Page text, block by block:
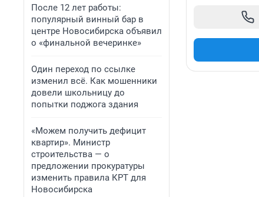
После 12 лет работы:
популярный винный бар в
центре Новосибирска объявил
о «финальной вечеринке»
Один переход по ссылке
изменил всё. Как мошенники
довели школьницу до
попытки поджога здания
«Можем получить дефицит
квартир». Министр
строительства — о
предложении прокуратуры
изменить правила КРТ для
Новосибирска